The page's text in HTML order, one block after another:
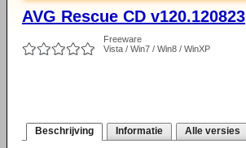
AVG Rescue CD v120.120823
Freeware
Vista / Win7 / Win8 / WinXP
Beschrijving Informatie Alle versies